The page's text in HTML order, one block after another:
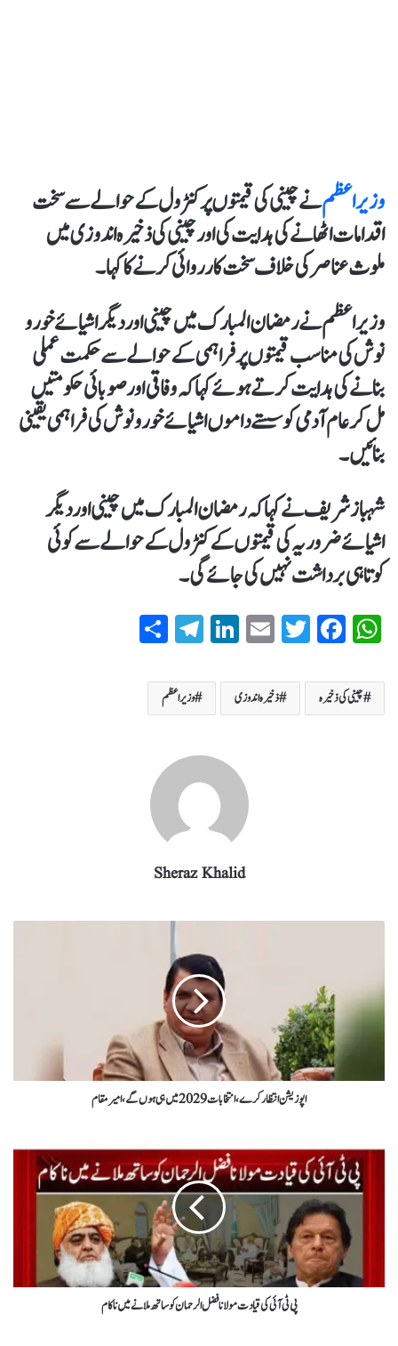
وزیراعظمنے چینی کی قیمتوں پر کنٹرول کے حوالے سے سخت
اقدامات اٹھانے کی ہدایت کی اور چینی کی ذخیرہ اندوزی میں
ملوث عناصر کی خلاف سخت کارروائی کرنے کا کہا۔
وزیراعظم نے رمضان المبارک میں چینی اور دیگر اشیائے خور و
نوش کی مناسب قیمتوں پر فراہمی کے حوالے سے حکمت عملی
بنانے کی ہدایت کرتے ہوئے کہا کہ وفاقی اور صوبائی حکومتیں
مل کر عام آدمی کو سستے داموں اشیائے خور و نوش کی فراہمی یقینی
بنائیں۔
شہباز شریف نے کہا کہ رمضان المبارک میں چینی اور دیگر
اشیائے ضروریہ کی قیمتوں کے کنٹرول کے حوالے سے کوئی
کوتاہی برداشت نہیں کی جائے گی۔
W
ha
ts
A
Fa
ce
bo
ok
T
wi
tte
r
E
m
ail
Li
nk
ed
In
T
el
eg
ra چینی کی ذخیرہ ذخیرہ اندوزی وزیراعظم
Sheraz Khalid
اپوزیشن انتظار کرے،انتخابات2029 میں ہی ہوں گے،امیرمقام
پی ٹی آئی کی قیادت مولانا فضل الرحمان کو ساتھ ملانے میں ناکام